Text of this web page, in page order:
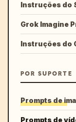
Instruções do
Grok Imagine
Instruções do
POR SUPORTE
Prompts de
Prompts de